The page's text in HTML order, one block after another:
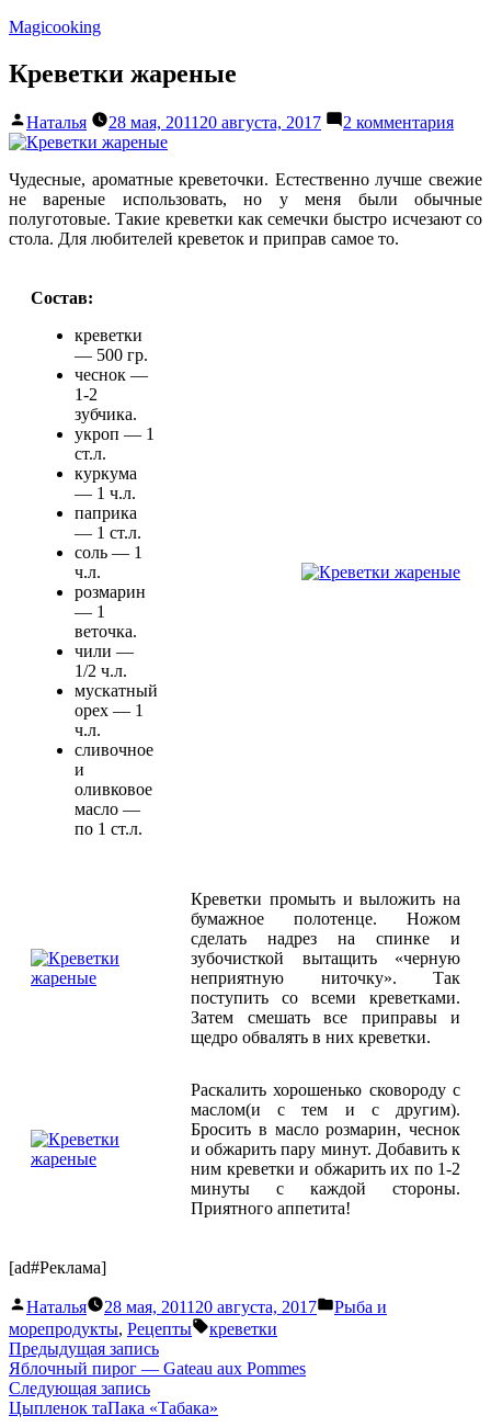
Перейти
содержимому
Magicooking
Креветки жареные
Написано
автором
Наталья 28 мая, 2011 20 августа, 2017 2 комментарияк
Чудесные, ароматные креветочки. Естественно лучше свежие
не вареные использовать, но у меня были обычные
полуготовые. Такие креветки как семечки быстро исчезают со
стола. Для любителей креветок и приправ самое то.
Состав:
креветки
— 500 гр.
чеснок —
1-2
зубчика.
укроп — 1
ст.л.
куркума
— 1 ч.л.
паприка
— 1 ст.л.
соль — 1
ч.л.
розмарин
— 1
веточка.
чили —
1/2 ч.л.
мускатный
орех — 1
ч.л.
сливочное
и
оливковое
масло —
по 1 ст.л.
Креветки промыть и выложить на
бумажное полотенце. Ножом
сделать надрез на спинке и
зубочисткой вытащить «черную
неприятную ниточку». Так
поступить со всеми креветками.
Затем смешать все приправы и
щедро обвалять в них креветки.
Раскалить хорошенько сковороду с
маслом(и с тем и с другим).
Бросить в масло розмарин, чеснок
и обжарить пару минут. Добавить к
ним креветки и обжарить их по 1-2
минуты с каждой стороны.
Приятного аппетита!
[ad#Реклама]
Написано
автором
Наталья 28 мая, 2011 20 августа, 2017
Написано
Pыба и
морепродукты, Рецепты Метки:
креветки
Навигация
по
записям
Предыдущая записьПредыдущая
запись:
Яблочный пирог — Gateau aux Pommes
Следующая записьСледующая
запись:
Цыпленок таПака «Табака»